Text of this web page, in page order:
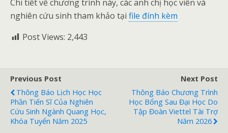
Chi tiết về chương trình này, các anh chị học viên và
nghiên cứu sinh tham khảo tại file đính kèm
Post Views: 2,443
Previous Post
Thông Báo Lịch Học Học
Phần Tiến Sĩ Của Nghiên
Cứu Sinh Ngành Quang Học,
Khóa Tuyển Năm 2025
Next Post
Thông Báo Chương Trình
Học Bổng Sau Đại Học Do
Tập Đoàn Viettel Tài Trợ
Năm 2026